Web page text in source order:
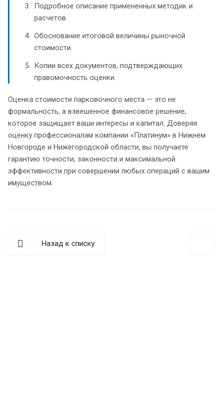
Подробное описание примененных методик и
расчетов.
Обоснование итоговой величины рыночной
стоимости.
Копии всех документов, подтверждающих
правомочность оценки.
Оценка стоимости парковочного места — это не
формальность, а взвешенное финансовое решение,
которое защищает ваши интересы и капитал. Доверяя
оценку профессионалам компании «Платинум» в Нижнем
Новгороде и Нижегородской области, вы получаете
гарантию точности, законности и максимальной
эффективности при совершении любых операций с вашим
имуществом.
Назад к списку